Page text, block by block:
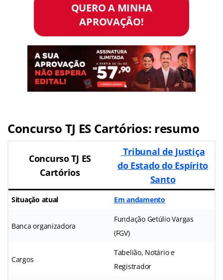
QUERO A MINHA
APROVAÇÃO!
Concurso TJ ES Cartórios: resumo
Concurso TJ ES
Cartórios
Tribunal de Justiça
do Estado do Espírito
Santo
Situação atual Em andamento
Banca organizadora
Fundação Getúlio Vargas
(FGV)
Cargos
Tabelião, Notário e
Registrador